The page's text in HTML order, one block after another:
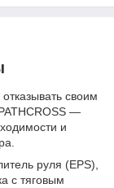
своим
—
и
руля (EPS),
с тяговым